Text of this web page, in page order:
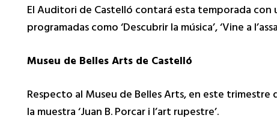
El Auditori de Castelló contará esta temporada
programadas como ‘Descubrir la música’, ‘Vine a
Museu de Belles Arts de Castelló
Respecto al Museu de Belles Arts, en este trimestre
la muestra ‘Juan B. Porcar i l’art rupestre’.